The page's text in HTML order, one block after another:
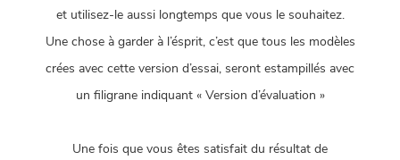
et utilisez-le aussi longtemps que vous le souhaitez.
Une chose à garder à l’ésprit, c’est que tous les modèles
crées avec cette version d’essai, seront estampillés avec
un filigrane indiquant « Version d’évaluation »
Une fois que vous êtes satisfait du résultat de